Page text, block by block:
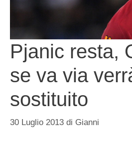
Pjanic resta,
se va via
sostituito
30 Luglio 2013 di Gianni